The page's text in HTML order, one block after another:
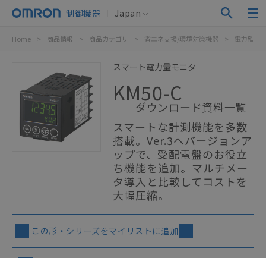
制御機器 Japan
Home > 商品情報 > 商品カテゴリ > 省エネ支援/環境対策機器 > 電力監視
スマート電力量モニタ
KM50-C
ダウンロード資料一覧
スマートな計測機能を多数
搭載。Ver.3へバージョンア
ップで、受配電盤のお役立
ち機能を追加。マルチメー
タ導入と比較してコストを
大幅圧縮。
この形・シリーズをマイリストに追加